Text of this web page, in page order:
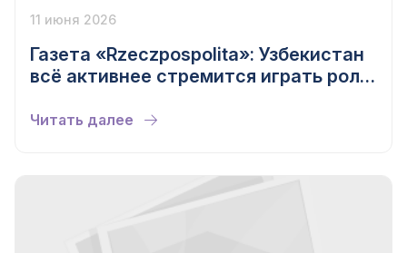
11 июня 2026
Газета «Rzeczpospolita»: Узбекистан
всё активнее стремится играть роль
экономический ландшафт
Читать далее